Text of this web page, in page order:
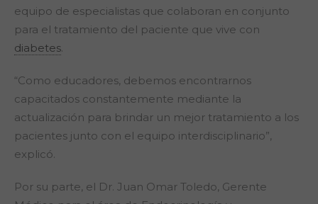
equipo de especialistas que colaboran en conjunto
para el tratamiento del paciente que vive con
diabetes.
“Como educadores, debemos encontrarnos
capacitados constantemente mediante la
actualización para brindar un mejor tratamiento a los
pacientes junto con el equipo interdisciplinario”,
explicó.
Por su parte, el Dr. Juan Omar Toledo, Gerente